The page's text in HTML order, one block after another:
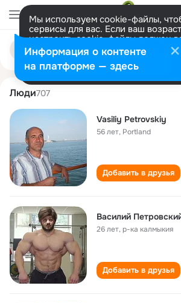
Мы используем cookie-файлы,
сервисы для вас. Если ваш
настроить cookie-файлы должен
представитель. Больше
Разрешить все Настроить
Поиск
людям
vasiliy petrovskiy
Люди707
Vasiliy Petrovskiy
56 лет, Portland
Добавить в друзья
Василий
26 лет,р-ка калмыкия
Добавить в друзья
Информация о контенте
на платформе — здесь